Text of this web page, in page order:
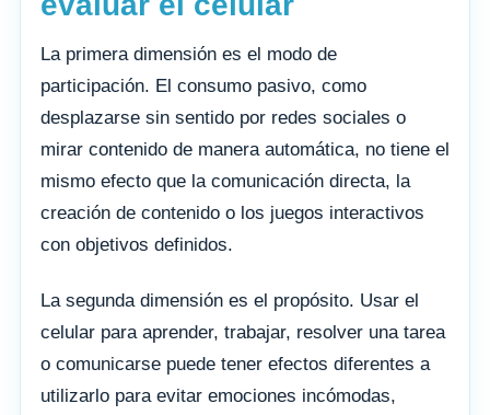
La primera dimensión es el modo de
participación. El consumo pasivo, como
desplazarse sin sentido por redes sociales o
mirar contenido de manera automática, no tiene el
mismo efecto que la comunicación directa, la
creación de contenido o los juegos interactivos
con objetivos definidos.
La segunda dimensión es el propósito. Usar el
celular para aprender, trabajar, resolver una tarea
o comunicarse puede tener efectos diferentes a
utilizarlo para evitar emociones incómodas,